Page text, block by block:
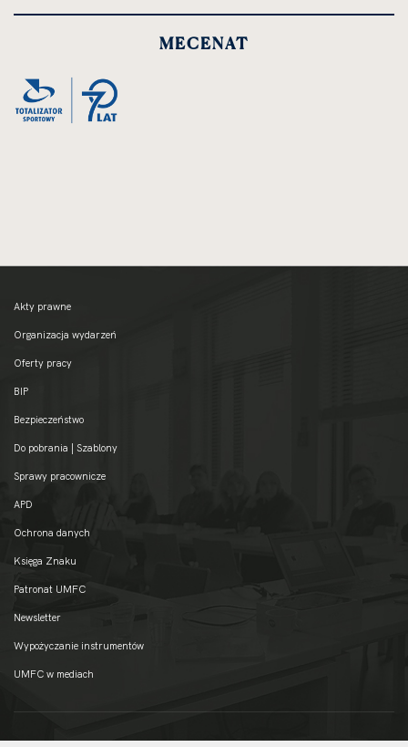
MECENAT
Akty prawne
Organizacja wydarzeń
Oferty pracy
BIP
Bezpieczeństwo
Do pobrania | Szablony
Sprawy pracownicze
APD
Ochrona danych
Księga Znaku
Patronat UMFC
Newsletter
Wypożyczanie instrumentów
UMFC w mediach